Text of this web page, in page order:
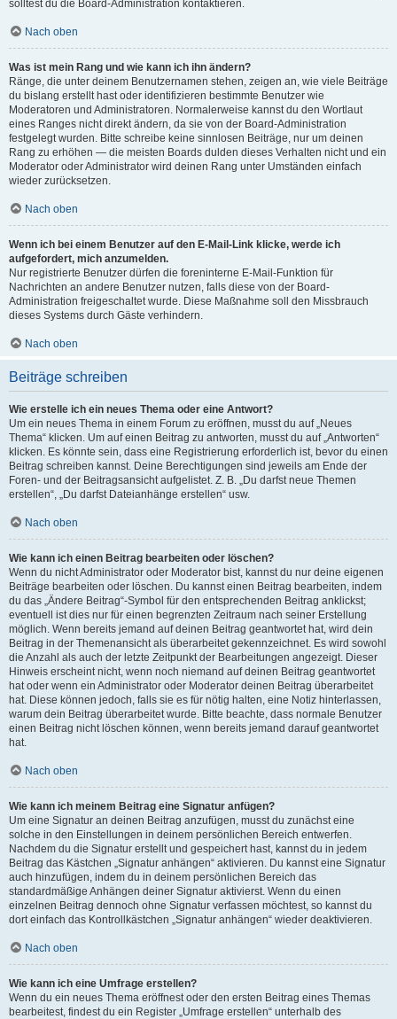
solltest du die Board-Administration kontaktieren.
Nach oben
Was ist mein Rang und wie kann ich ihn ändern?
Ränge, die unter deinem Benutzernamen stehen, zeigen an, wie viele Beiträge
du bislang erstellt hast oder identifizieren bestimmte Benutzer wie
Moderatoren und Administratoren. Normalerweise kannst du den Wortlaut
eines Ranges nicht direkt ändern, da sie von der Board-Administration
festgelegt wurden. Bitte schreibe keine sinnlosen Beiträge, nur um deinen
Rang zu erhöhen — die meisten Boards dulden dieses Verhalten nicht und ein
Moderator oder Administrator wird deinen Rang unter Umständen einfach
wieder zurücksetzen.
Nach oben
Wenn ich bei einem Benutzer auf den E-Mail-Link klicke, werde ich
aufgefordert, mich anzumelden.
Nur registrierte Benutzer dürfen die foreninterne E-Mail-Funktion für
Nachrichten an andere Benutzer nutzen, falls diese von der Board-
Administration freigeschaltet wurde. Diese Maßnahme soll den Missbrauch
dieses Systems durch Gäste verhindern.
Nach oben
Beiträge schreiben
Wie erstelle ich ein neues Thema oder eine Antwort?
Um ein neues Thema in einem Forum zu eröffnen, musst du auf „Neues
Thema“ klicken. Um auf einen Beitrag zu antworten, musst du auf „Antworten“
klicken. Es könnte sein, dass eine Registrierung erforderlich ist, bevor du einen
Beitrag schreiben kannst. Deine Berechtigungen sind jeweils am Ende der
Foren- und der Beitragsansicht aufgelistet. Z. B. „Du darfst neue Themen
erstellen“, „Du darfst Dateianhänge erstellen“ usw.
Nach oben
Wie kann ich einen Beitrag bearbeiten oder löschen?
Wenn du nicht Administrator oder Moderator bist, kannst du nur deine eigenen
Beiträge bearbeiten oder löschen. Du kannst einen Beitrag bearbeiten, indem
du das „Ändere Beitrag“-Symbol für den entsprechenden Beitrag anklickst;
eventuell ist dies nur für einen begrenzten Zeitraum nach seiner Erstellung
möglich. Wenn bereits jemand auf deinen Beitrag geantwortet hat, wird dein
Beitrag in der Themenansicht als überarbeitet gekennzeichnet. Es wird sowohl
die Anzahl als auch der letzte Zeitpunkt der Bearbeitungen angezeigt. Dieser
Hinweis erscheint nicht, wenn noch niemand auf deinen Beitrag geantwortet
hat oder wenn ein Administrator oder Moderator deinen Beitrag überarbeitet
hat. Diese können jedoch, falls sie es für nötig halten, eine Notiz hinterlassen,
warum dein Beitrag überarbeitet wurde. Bitte beachte, dass normale Benutzer
einen Beitrag nicht löschen können, wenn bereits jemand darauf geantwortet
hat.
Nach oben
Wie kann ich meinem Beitrag eine Signatur anfügen?
Um eine Signatur an deinen Beitrag anzufügen, musst du zunächst eine
solche in den Einstellungen in deinem persönlichen Bereich entwerfen.
Nachdem du die Signatur erstellt und gespeichert hast, kannst du in jedem
Beitrag das Kästchen „Signatur anhängen“ aktivieren. Du kannst eine Signatur
auch hinzufügen, indem du in deinem persönlichen Bereich das
standardmäßige Anhängen deiner Signatur aktivierst. Wenn du einen
einzelnen Beitrag dennoch ohne Signatur verfassen möchtest, so kannst du
dort einfach das Kontrollkästchen „Signatur anhängen“ wieder deaktivieren.
Nach oben
Wie kann ich eine Umfrage erstellen?
Wenn du ein neues Thema eröffnest oder den ersten Beitrag eines Themas
bearbeitest, findest du ein Register „Umfrage erstellen“ unterhalb des